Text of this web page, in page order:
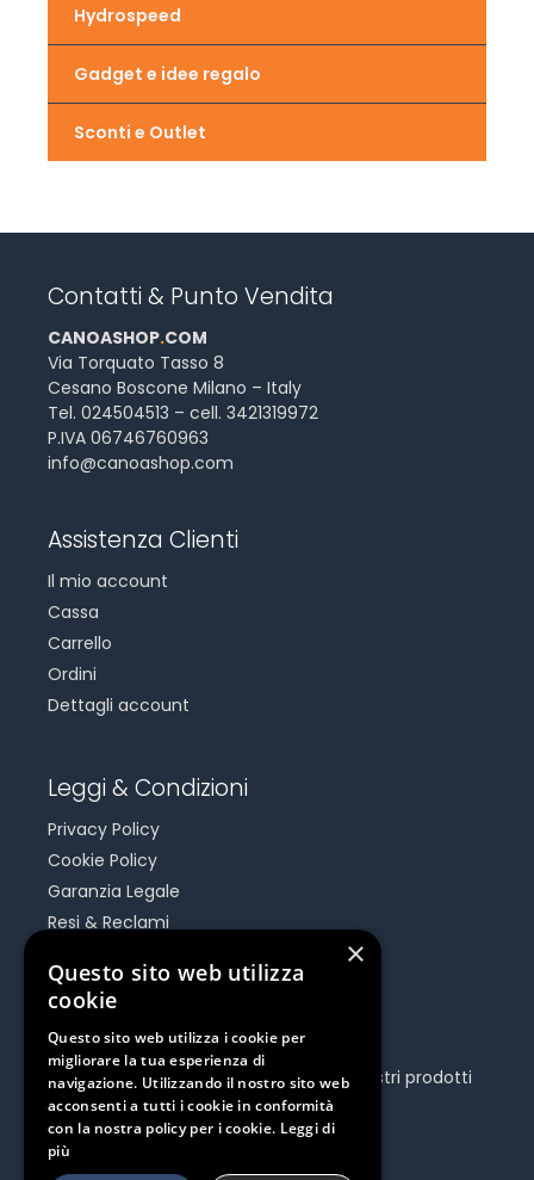
Hydrospeed
Gadget e idee regalo
Sconti e Outlet
Contatti & Punto Vendita
CANOASHOP.COM
Via Torquato Tasso 8
Cesano Boscone Milano – Italy
Tel. 024504513 – cell. 3421319972
P.IVA 06746760963
info@canoashop.com
Assistenza Clienti
Il mio account
Cassa
Carrello
Ordini
Dettagli account
Leggi & Condizioni
Privacy Policy
Cookie Policy
Garanzia Legale
Resi & Reclami
Be Social
Seguici e rimani aggiornato su tutti i nostri prodotti
e iniziative.
×
Questo sito web utilizza
cookie
Questo sito web utilizza i cookie per
migliorare la tua esperienza di
navigazione. Utilizzando il nostro sito web
acconsenti a tutti i cookie in conformità
con la nostra policy per i cookie. Leggi di
più